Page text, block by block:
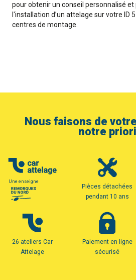
pour obtenir un conseil personnalisé
l'installation d’un attelage sur votre ID
centres de montage.
Nous faisons de
notre
Une enseigne
Pièces détachées
pendant 10 ans
26 ateliers Car
Attelage
Paiement en ligne
sécurisé